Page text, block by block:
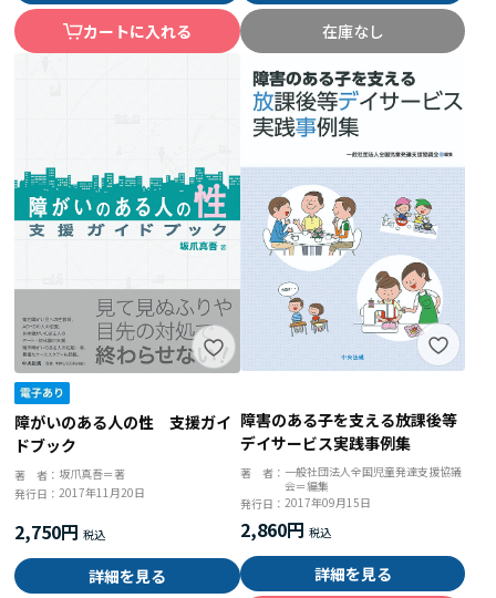
カートに入れる
在庫なし
障がいのある人の性 支援ガイ
ドブック
著 者： 坂爪真吾＝著
発行日：2017年11月20日
2,750円
詳細を見る
障害のある子を支える放課後等
デイサービス実践事例集
著 者： 一般社団法人全国児童発達支援協議
会＝編集
発行日： 2017年09月15日
2,860円
詳細を見る